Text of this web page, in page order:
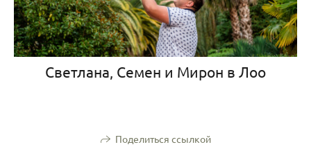
Светлана, Семен и Мирон в Лоо
Поделиться ссылкой